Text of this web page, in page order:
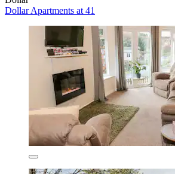
Dollar Apartments at 41